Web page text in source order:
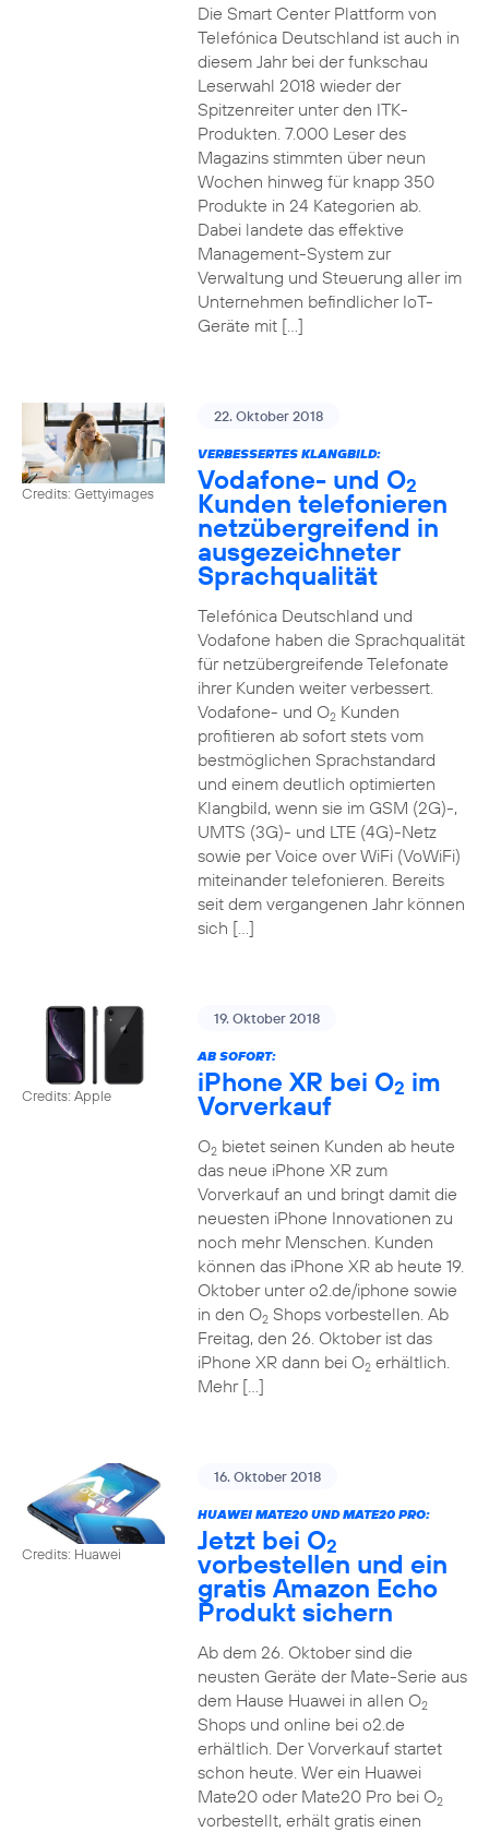
Die Smart Center Plattform von
Telefónica Deutschland ist auch in
diesem Jahr bei der funkschau
Leserwahl 2018 wieder der
Spitzenreiter unter den ITK-
Produkten. 7.000 Leser des
Magazins stimmten über neun
Wochen hinweg für knapp 350
Produkte in 24 Kategorien ab.
Dabei landete das effektive
Management-System zur
Verwaltung und Steuerung aller im
Unternehmen befindlicher IoT-
Geräte mit […]
Credits: Gettyimages
22. Oktober 2018
VERBESSERTES KLANGBILD:
Vodafone- und O2
Kunden telefonieren
netzübergreifend in
ausgezeichneter
Sprachqualität
Telefónica Deutschland und
Vodafone haben die Sprachqualität
für netzübergreifende Telefonate
ihrer Kunden weiter verbessert.
Vodafone- und O2Kunden
profitieren ab sofort stets vom
bestmöglichen Sprachstandard
und einem deutlich optimierten
Klangbild, wenn sie im GSM (2G)-,
UMTS (3G)- und LTE (4G)-Netz
sowie per Voice over WiFi (VoWiFi)
miteinander telefonieren. Bereits
seit dem vergangenen Jahr können
sich […]
Credits: Apple
19. Oktober 2018
AB SOFORT:
iPhone XR bei O2 im
Vorverkauf
O2bietet seinen Kunden ab heute
das neue iPhone XR zum
Vorverkauf an und bringt damit die
neuesten iPhone Innovationen zu
noch mehr Menschen. Kunden
können das iPhone XR ab heute 19.
Oktober unter o2.de/iphone sowie
in den O2Shops vorbestellen. Ab
Freitag, den 26. Oktober ist das
iPhone XR dann bei O2erhältlich.
Mehr […]
Credits: Huawei
16. Oktober 2018
HUAWEI MATE20 UND MATE20 PRO:
Jetzt bei O2
vorbestellen und ein
gratis Amazon Echo
Produkt sichern
Ab dem 26. Oktober sind die
neusten Geräte der Mate-Serie aus
dem Hause Huawei in allen O2
Shops und online bei o2.de
erhältlich. Der Vorverkauf startet
schon heute. Wer ein Huawei
Mate20 oder Mate20 Pro bei O2
vorbestellt, erhält gratis einen